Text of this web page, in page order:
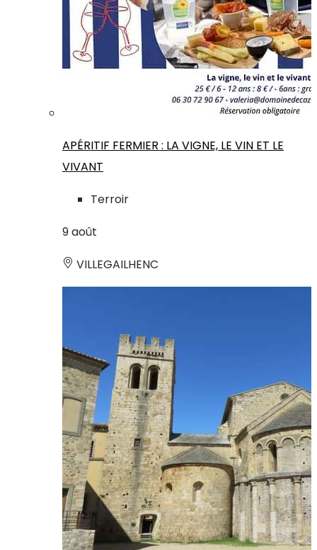
APÉRITIF FERMIER : LA VIGNE, LE VIN ET LE
VIVANT
Terroir
9août
VILLEGAILHENC